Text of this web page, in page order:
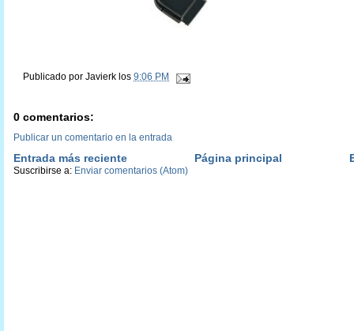
Publicado por Javierk los 9:06 PM
0 comentarios:
Publicar un comentario en la entrada
Entrada más reciente Página principal
Suscribirse a: Enviar comentarios (Atom)